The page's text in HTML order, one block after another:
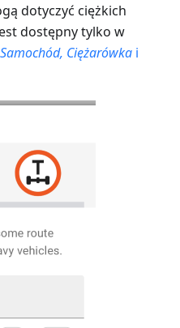
dotyczyć ciężkich
dostępny tylko w
Samochód, Ciężarówka i